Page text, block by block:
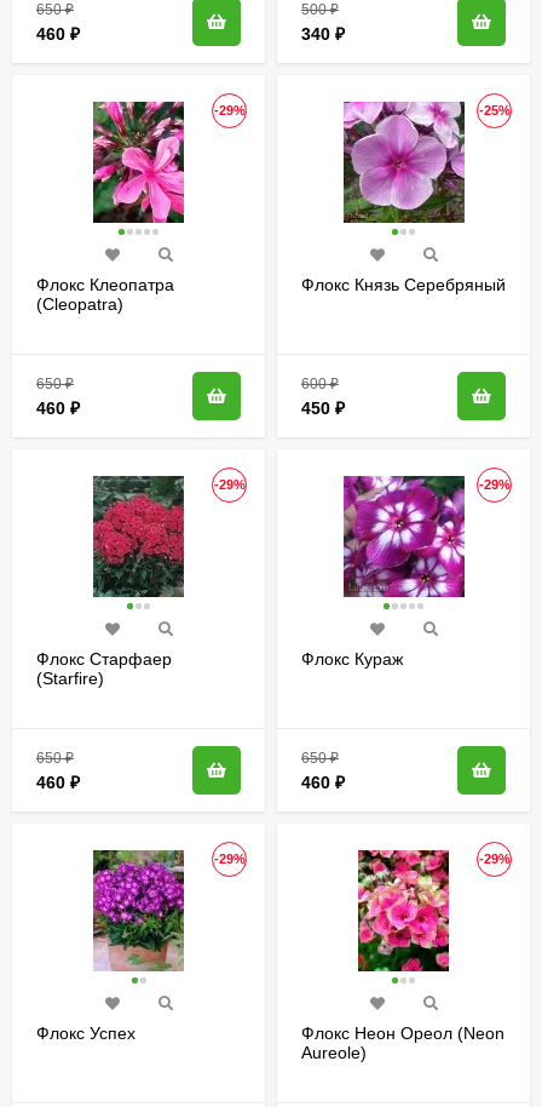
650₽
460 ₽
500₽
340 ₽
-29%
Флокс Клеопатра
(Cleopatra)
650₽
460 ₽
-25%
Флокс Князь Серебряный
600₽
450 ₽
-29%
Флокс Старфаер
(Starfire)
650₽
460 ₽
-29%
Флокс Кураж
650₽
460 ₽
-29%
Флокс Успех
-29%
Флокс Неон Ореол (Neon
Aureole)